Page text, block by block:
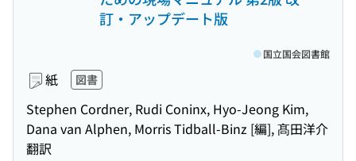
訂・アップデート版
紙 図書
Stephen Cordner, Rudi Coninx, Hyo-Jeong Kim,
Dana van Alphen, Morris Tidball-Binz [編], 髙田洋介
翻訳
国立国会図書館